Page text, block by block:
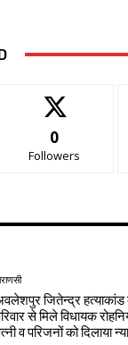
0
Followers
जितेन्द्र हत्याकांड
से मिले विधायक
व परिजनों को दिलाया